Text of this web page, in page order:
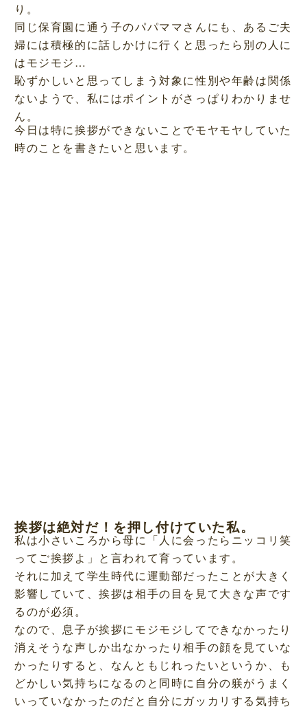
り。
同じ保育園に通う子のパパママさんにも、あるご夫
婦には積極的に話しかけに行くと思ったら別の人に
はモジモジ…
恥ずかしいと思ってしまう対象に性別や年齢は関係
ないようで、私にはポイントがさっぱりわかりませ
ん。
今日は特に挨拶ができないことでモヤモヤしていた
時のことを書きたいと思います。
挨拶は絶対だ！を押し付けていた私。
私は小さいころから母に「人に会ったらニッコリ笑
ってご挨拶よ」と言われて育っています。
それに加えて学生時代に運動部だったことが大きく
影響していて、挨拶は相手の目を見て大きな声です
るのが必須。
なので、息子が挨拶にモジモジしてできなかったり
消えそうな声しか出なかったり相手の顔を見ていな
かったりすると、なんともじれったいというか、も
どかしい気持ちになるのと同時に自分の躾がうまく
いっていなかったのだと自分にガッカリする気持ち